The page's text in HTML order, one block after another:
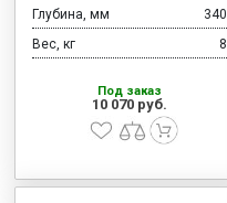
Глубина, мм
340
Вес, кг
8
Под заказ
10 070 руб.